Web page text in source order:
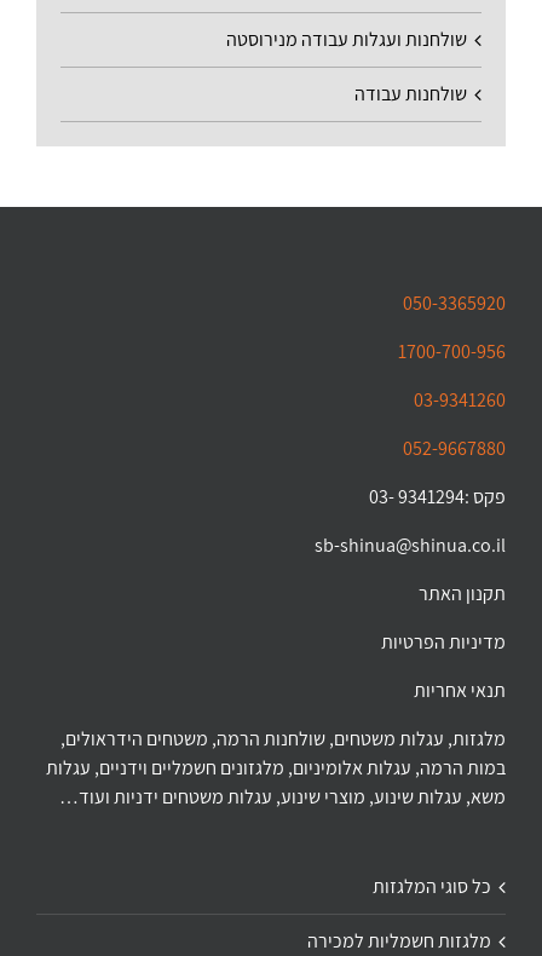
שולחנות ועגלות עבודה מנירוסטה
שולחנות עבודה
050-3365920
1700-700-956
03-9341260
052-9667880
פקס :9341294 -03
sb-shinua@shinua.co.il
תקנון האתר
מדיניות הפרטיות
תנאי אחריות
מלגזות, עגלות משטחים, שולחנות הרמה, משטחים הידראולים,
במות הרמה, עגלות אלומיניום, מלגזונים חשמליים וידניים, עגלות
משא, עגלות שינוע, מוצרי שינוע, עגלות משטחים ידניות ועוד…
כל סוגי המלגזות
מלגזות חשמליות למכירה